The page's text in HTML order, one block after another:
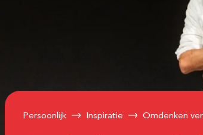
Persoonlijk Inspiratie Omdenken